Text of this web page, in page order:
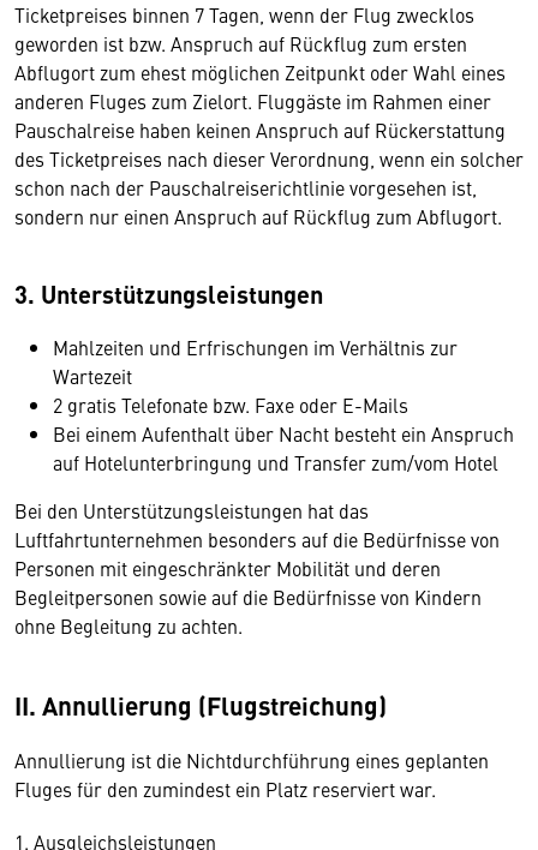
Ticketpreises binnen 7 Tagen, wenn der Flug zwecklos
geworden ist bzw. Anspruch auf Rückflug zum ersten
Abflugort zum ehest möglichen Zeitpunkt oder Wahl eines
anderen Fluges zum Zielort. Fluggäste im Rahmen einer
Pauschalreise haben keinen Anspruch auf Rückerstattung
des Ticketpreises nach dieser Verordnung, wenn ein solcher
schon nach der Pauschalreiserichtlinie vorgesehen ist,
sondern nur einen Anspruch auf Rückflug zum Abflugort.
3. Unterstützungsleistungen
Mahlzeiten und Erfrischungen im Verhältnis zur
Wartezeit
2 gratis Telefonate bzw. Faxe oder E-Mails
Bei einem Aufenthalt über Nacht besteht ein Anspruch
auf Hotelunterbringung und Transfer zum/vom Hotel
Bei den Unterstützungsleistungen hat das
Luftfahrtunternehmen besonders auf die Bedürfnisse von
Personen mit eingeschränkter Mobilität und deren
Begleitpersonen sowie auf die Bedürfnisse von Kindern
ohne Begleitung zu achten.
II. Annullierung (Flugstreichung)
Annullierung ist die Nichtdurchführung eines geplanten
Fluges für den zumindest ein Platz reserviert war.
1. Ausgleichsleistungen